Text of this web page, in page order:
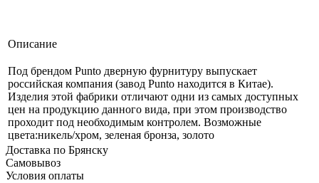
Описание
Под брендом Punto дверную фурнитуру выпускает
российская компания (завод Punto находится в Китае).
Изделия этой фабрики отличают одни из самых доступных
цен на продукцию данного вида, при этом производство
проходит под необходимым контролем. Возможные
цвета:никель/хром, зеленая бронза, золото
Доставка по Брянску
Самовывоз
Условия оплаты